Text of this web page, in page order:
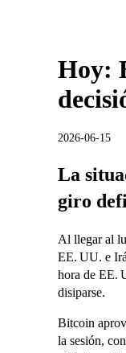
Hoy:
2026-06-15
La
giro
Al llegar al
EE. UU. e
hora de EE.
disiparse.
Bitcoin
la sesión,